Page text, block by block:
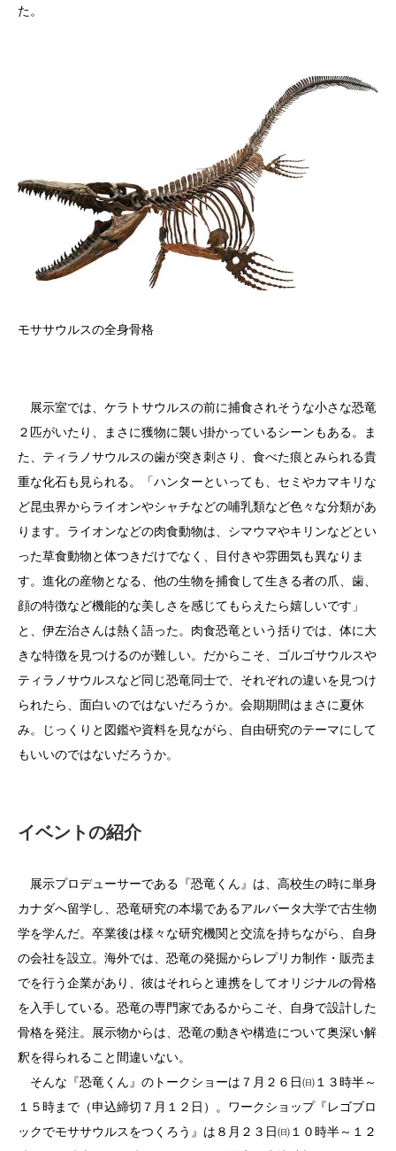
た。
モササウルスの全身骨格
展示室では、ケラトサウルスの前に捕食されそうな小さな恐竜
２匹がいたり、まさに獲物に襲い掛かっているシーンもある。ま
た、ティラノサウルスの歯が突き刺さり、食べた痕とみられる貴
重な化石も見られる。「ハンターといっても、セミやカマキリな
ど昆虫界からライオンやシャチなどの哺乳類など色々な分類があ
ります。ライオンなどの肉食動物は、シマウマやキリンなどとい
った草食動物と体つきだけでなく、目付きや雰囲気も異なりま
す。進化の産物となる、他の生物を捕食して生きる者の爪、歯、
顔の特徴など機能的な美しさを感じてもらえたら嬉しいです」
と、伊左治さんは熱く語った。肉食恐竜という括りでは、体に大
きな特徴を見つけるのが難しい。だからこそ、ゴルゴサウルスや
ティラノサウルスなど同じ恐竜同士で、それぞれの違いを見つけ
られたら、面白いのではないだろうか。会期期間はまさに夏休
み。じっくりと図鑑や資料を見ながら、自由研究のテーマにして
もいいのではないだろうか。
イベントの紹介
展示プロデューサーである『恐竜くん』は、高校生の時に単身
カナダへ留学し、恐竜研究の本場であるアルバータ大学で古生物
学を学んだ。卒業後は様々な研究機関と交流を持ちながら、自身
の会社を設立。海外では、恐竜の発掘からレプリカ制作・販売ま
でを行う企業があり、彼はそれらと連携をしてオリジナルの骨格
を入手している。恐竜の専門家であるからこそ、自身で設計した
骨格を発注。展示物からは、恐竜の動きや構造について奥深い解
釈を得られること間違いない。
そんな『恐竜くん』のトークショーは７月２６日㈰１３時半～
１５時まで（申込締切７月１２日）。ワークショップ『レゴブロ
ックでモササウルスをつくろう』は８月２３日㈰１０時半～１２